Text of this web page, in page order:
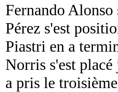
Fernando
Pérez s'est
Piastri en a
Norris s'est
a pris le